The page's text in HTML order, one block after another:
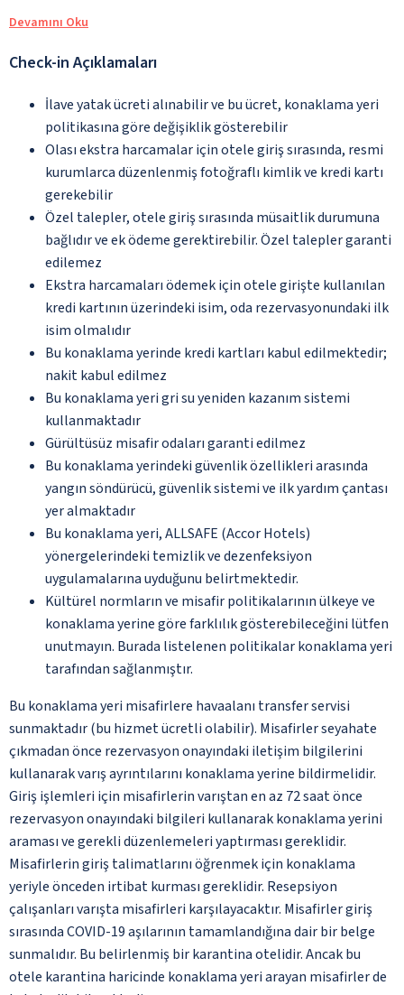
Devamını Oku
Check-in Açıklamaları
İlave yatak ücreti alınabilir ve bu ücret, konaklama yeri
politikasına göre değişiklik gösterebilir
Olası ekstra harcamalar için otele giriş sırasında, resmi
kurumlarca düzenlenmiş fotoğraflı kimlik ve kredi kartı
gerekebilir
Özel talepler, otele giriş sırasında müsaitlik durumuna
bağlıdır ve ek ödeme gerektirebilir. Özel talepler garanti
edilemez
Ekstra harcamaları ödemek için otele girişte kullanılan
kredi kartının üzerindeki isim, oda rezervasyonundaki ilk
isim olmalıdır
Bu konaklama yerinde kredi kartları kabul edilmektedir;
nakit kabul edilmez
Bu konaklama yeri gri su yeniden kazanım sistemi
kullanmaktadır
Gürültüsüz misafir odaları garanti edilmez
Bu konaklama yerindeki güvenlik özellikleri arasında
yangın söndürücü, güvenlik sistemi ve ilk yardım çantası
yer almaktadır
Bu konaklama yeri, ALLSAFE (Accor Hotels)
yönergelerindeki temizlik ve dezenfeksiyon
uygulamalarına uyduğunu belirtmektedir.
Kültürel normların ve misafir politikalarının ülkeye ve
konaklama yerine göre farklılık gösterebileceğini lütfen
unutmayın. Burada listelenen politikalar konaklama yeri
tarafından sağlanmıştır.
Bu konaklama yeri misafirlere havaalanı transfer servisi
sunmaktadır (bu hizmet ücretli olabilir). Misafirler seyahate
çıkmadan önce rezervasyon onayındaki iletişim bilgilerini
kullanarak varış ayrıntılarını konaklama yerine bildirmelidir.
Giriş işlemleri için misafirlerin varıştan en az 72 saat önce
rezervasyon onayındaki bilgileri kullanarak konaklama yerini
araması ve gerekli düzenlemeleri yaptırması gereklidir.
Misafirlerin giriş talimatlarını öğrenmek için konaklama
yeriyle önceden irtibat kurması gereklidir. Resepsiyon
çalışanları varışta misafirleri karşılayacaktır. Misafirler giriş
sırasında COVID-19 aşılarının tamamlandığına dair bir belge
sunmalıdır. Bu belirlenmiş bir karantina otelidir. Ancak bu
otele karantina haricinde konaklama yeri arayan misafirler de